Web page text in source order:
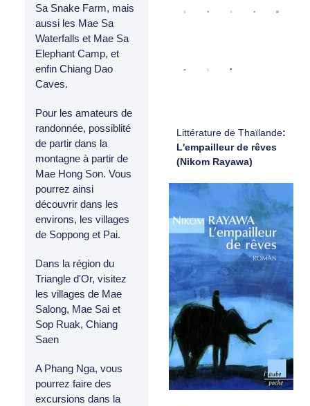
Sa Snake Farm, mais
aussi les Mae Sa
Waterfalls et Mae Sa
Elephant Camp, et
enfin Chiang Dao
Caves.
Pour les amateurs de
randonnée, possiblité
de partir dans la
montagne à partir de
Mae Hong Son. Vous
pourrez ainsi
découvrir dans les
environs, les villages
de Soppong et Pai.
Dans la région du
Triangle d'Or, visitez
les villages de Mae
Salong, Mae Sai et
Sop Ruak, Chiang
Saen
A Phang Nga, vous
pourrez faire des
excursions dans la
Littérature de Thaïlande:
L'empailleur de rêves
(Nikom Rayawa)